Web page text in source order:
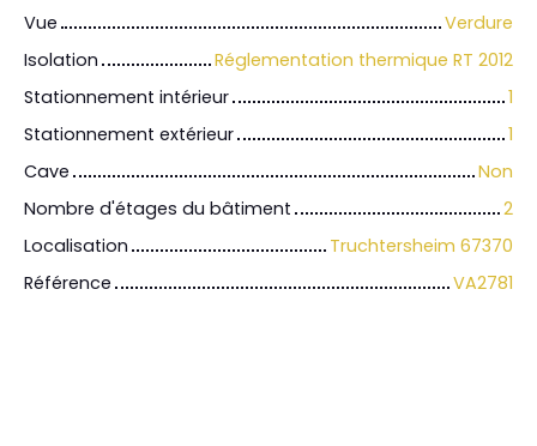
Vue
Verdure
Isolation
Réglementation thermique RT 2012
Stationnement intérieur
1
Stationnement extérieur
1
Cave
Non
Nombre d'étages du bâtiment
2
Localisation
Truchtersheim 67370
Référence
VA2781